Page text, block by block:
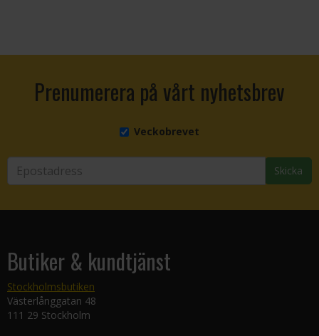
Prenumerera på vårt nyhetsbrev
Veckobrevet
Skicka
Butiker & kundtjänst
Stockholmsbutiken
Västerlånggatan 48
111 29 Stockholm